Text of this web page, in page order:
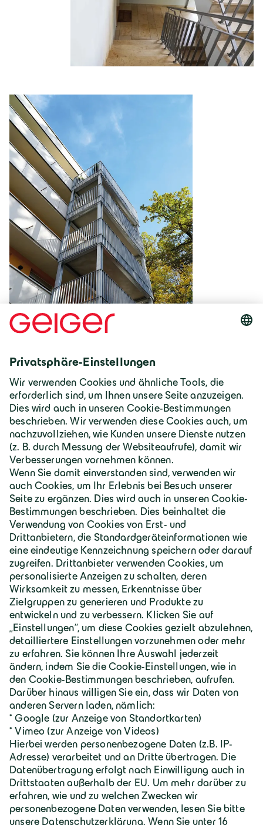
Deutschland | Deutsch
Geiger Gruppe
Über Geiger
Karriere
Geiger Gruppe
Wilhelm-Geiger-Straße 1
87561 Oberstdorf